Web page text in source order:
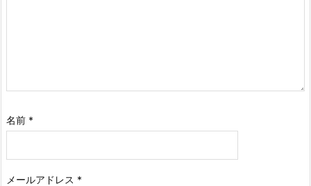
名前 *
メールアドレス *